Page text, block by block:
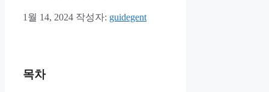
1월 14, 2024 작성자: guidegent
목차